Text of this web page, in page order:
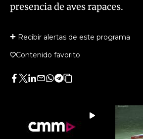
presencia de aves rapaces.
Recibir alertas de este programa
Contenido favorito
Facebook
Twitter
LinkedIn
Enviar
Whatsapp
Telegram
Copiar